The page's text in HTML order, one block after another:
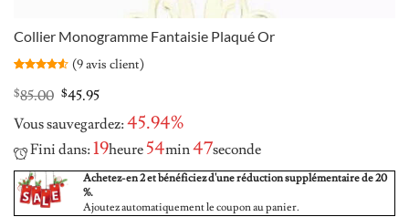
Collier Monogramme Fantaisie Plaqué Or
sur 5 basé
sur
client
(9avis client)
$85.00 Original
was:
$85.00.
$45.95Current
is:
$45.95.
Vous sauvegardez:45.94%
Fini dans:19heure 54min47seconde
Achetez-en 2 et bénéficiez d'une réduction supplémentaire de 20
%.
Ajoutez automatiquement le coupon au panier.